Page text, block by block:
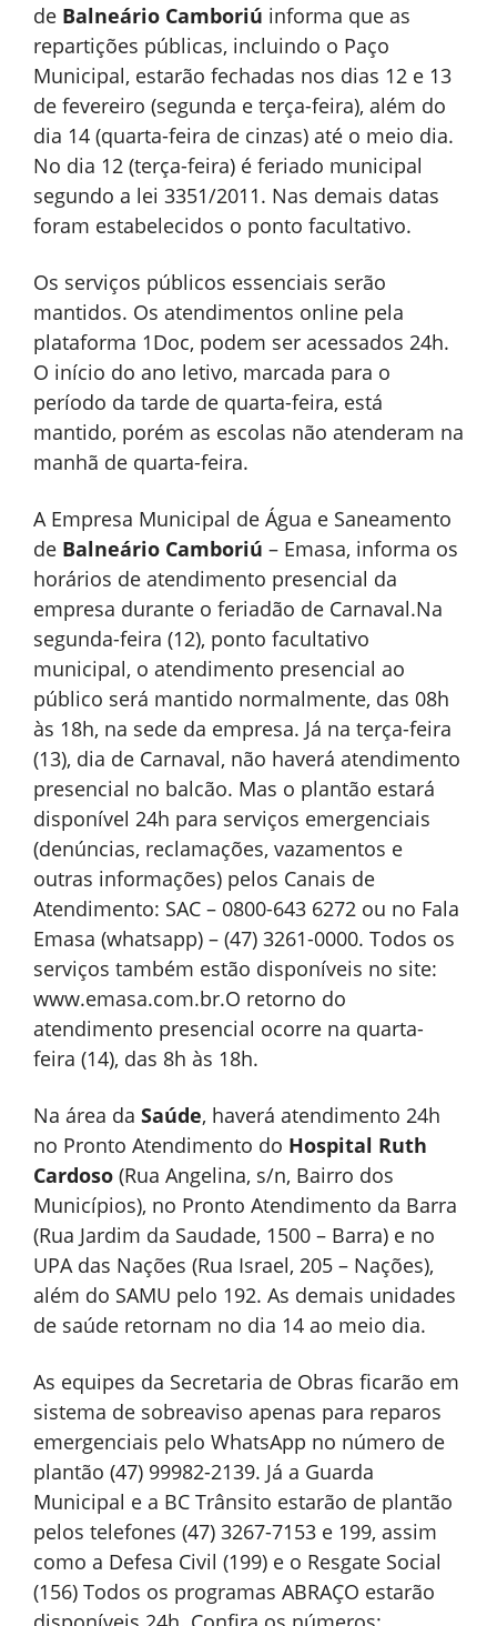
de Balneário Camboriú informa que as
repartições públicas, incluindo o Paço
Municipal, estarão fechadas nos dias 12 e 13
de fevereiro (segunda e terça-feira), além do
dia 14 (quarta-feira de cinzas) até o meio dia.
No dia 12 (terça-feira) é feriado municipal
segundo a lei 3351/2011. Nas demais datas
foram estabelecidos o ponto facultativo.
Os serviços públicos essenciais serão
mantidos. Os atendimentos online pela
plataforma 1Doc, podem ser acessados 24h.
O início do ano letivo, marcada para o
período da tarde de quarta-feira, está
mantido, porém as escolas não atenderam na
manhã de quarta-feira.
A Empresa Municipal de Água e Saneamento
de Balneário Camboriú – Emasa, informa os
horários de atendimento presencial da
empresa durante o feriadão de Carnaval.Na
segunda-feira (12), ponto facultativo
municipal, o atendimento presencial ao
público será mantido normalmente, das 08h
às 18h, na sede da empresa. Já na terça-feira
(13), dia de Carnaval, não haverá atendimento
presencial no balcão. Mas o plantão estará
disponível 24h para serviços emergenciais
(denúncias, reclamações, vazamentos e
outras informações) pelos Canais de
Atendimento: SAC – 0800-643 6272 ou no Fala
Emasa (whatsapp) – (47) 3261-0000. Todos os
serviços também estão disponíveis no site:
www.emasa.com.br.O retorno do
atendimento presencial ocorre na quarta-
feira (14), das 8h às 18h.
Na área da Saúde, haverá atendimento 24h
no Pronto Atendimento do Hospital Ruth
Cardoso (Rua Angelina, s/n, Bairro dos
Municípios), no Pronto Atendimento da Barra
(Rua Jardim da Saudade, 1500 – Barra) e no
UPA das Nações (Rua Israel, 205 – Nações),
além do SAMU pelo 192. As demais unidades
de saúde retornam no dia 14 ao meio dia.
As equipes da Secretaria de Obras ficarão em
sistema de sobreaviso apenas para reparos
emergenciais pelo WhatsApp no número de
plantão (47) 99982-2139. Já a Guarda
Municipal e a BC Trânsito estarão de plantão
pelos telefones (47) 3267-7153 e 199, assim
como a Defesa Civil (199) e o Resgate Social
(156) Todos os programas ABRAÇO estarão